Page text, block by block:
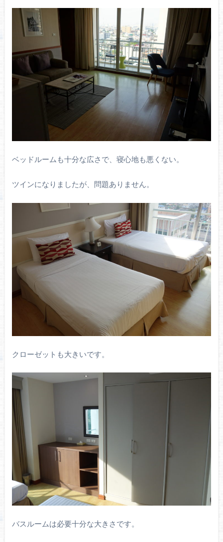
ベッドルームも十分な広さで、寝心地も悪くない。
ツインになりましたが、問題ありません。
クローゼットも大きいです。
バスルームは必要十分な大きさです。